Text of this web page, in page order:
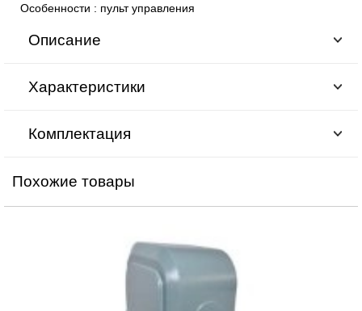
Особенности : пульт управления
Описание
Характеристики
Комплектация
Похожие товары